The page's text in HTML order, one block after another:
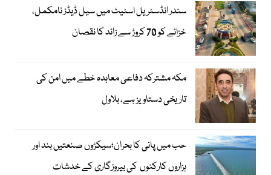
سندر انڈسٹریل اسٹیٹ میں سیل ڈیڈز نامکمل،
خزانے کو 70 کروڑ سے زائد کا نقصان
مکہ مشترکہ دفاعی معاہدہ خطے میں امن کی
تاریخی دستاویز ہے، بلاول
حب میں پانی کا بحران؛سیکڑوں صنعتیں بند اور
ہزاروں کارکنوں کی بیروزگاری کے خدشات